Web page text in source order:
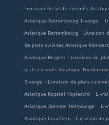
Livraison de plats cuisinés
Asiatique Bettembourg Livange .
Asiatique Bettembourg . Livraison
de plats cuisinés Asiatique
Asiatique Bergem . Livraison de
plats cuisinés Asiatique
Bivange . Livraison de plats
Asiatique Kopstal Koplescht .
Asiatique Steinsel Helmsange .
Asiatique Crauthem . Livraison de